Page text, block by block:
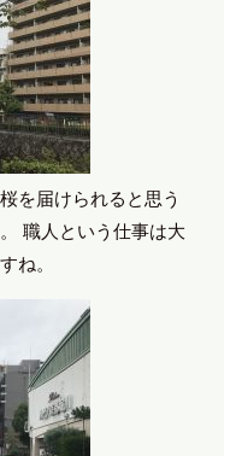
を届けられると思う
職人という仕事は大
ね。